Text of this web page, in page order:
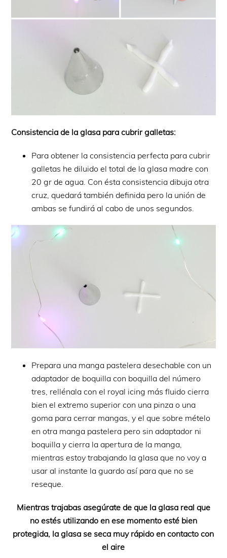
Consistencia de la glasa para cubrir galletas:
Para obtener la consistencia perfecta para cubrir
galletas he diluido el total de la glasa madre con
20 gr de agua. Con ésta consistencia dibuja otra
cruz, quedará también definida pero la unión de
ambas se fundirá al cabo de unos segundos.
Prepara una manga pastelera desechable con un
adaptador de boquilla con boquilla del número
tres, rellénala con el royal icing más fluido cierra
bien el extremo superior con una pinza o una
goma para cerrar mangas, y el que sobre mételo
en otra manga pastelera pero sin adaptador ni
boquilla y cierra la apertura de la manga,
mientras estoy trabajando la glasa que no voy a
usar al instante la guardo así para que no se
reseque.
Mientras trajabas asegúrate de que la glasa real que
no estés utilizando en ese momento esté bien
protegida, la glasa se seca muy rápido en contacto con
el aire